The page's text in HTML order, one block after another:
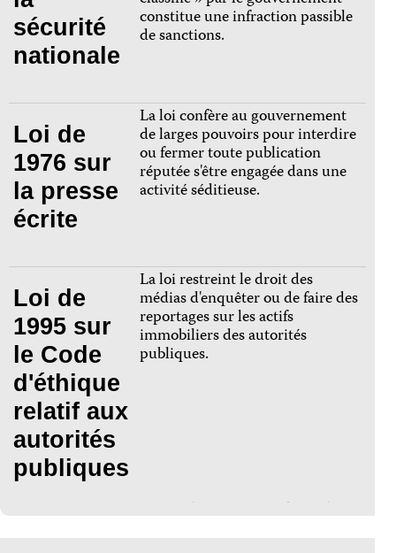
sécurité
nationale
constitue une infraction passible
de sanctions.
Loi de
1976 sur
la presse
écrite
La loi confère au gouvernement
de larges pouvoirs pour interdire
ou fermer toute publication
réputée s'être engagée dans une
activité séditieuse.
Loi de
1995 sur
le Code
d'éthique
relatif aux
autorités
publiques
La loi restreint le droit des
médias d'enquêter ou de faire des
reportages sur les actifs
immobiliers des autorités
publiques.